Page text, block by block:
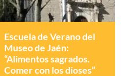
Escuela de Verano del
Museo de Jaén:
“Alimentos sagrados.
Comer con los dioses”